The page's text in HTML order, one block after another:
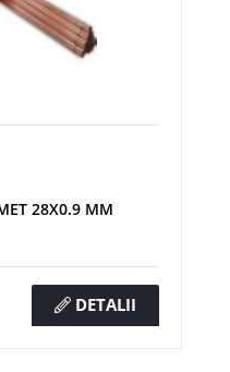
28X0.9 MM
DETALII